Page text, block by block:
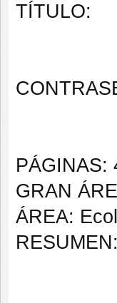
TÍTULO:
PÁGINAS:
GRAN
ÁREA:
RESUMEN: